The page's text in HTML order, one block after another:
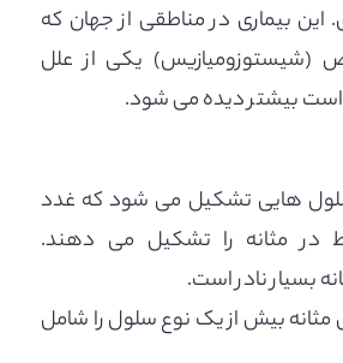
این بیماری در مناطقی از جهان که
(شیستوزومیازیس) یکی از علل
است بیشتر دیده می شود.
سلول هایی تشکیل می شود که غدد
در مثانه را تشکیل می دهند.
بسیار نادر است.
مثانه بیش از یک نوع سلول را شامل